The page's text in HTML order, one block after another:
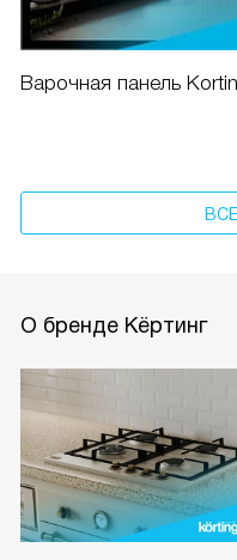
Варочная панель
О бренде Кёртинг